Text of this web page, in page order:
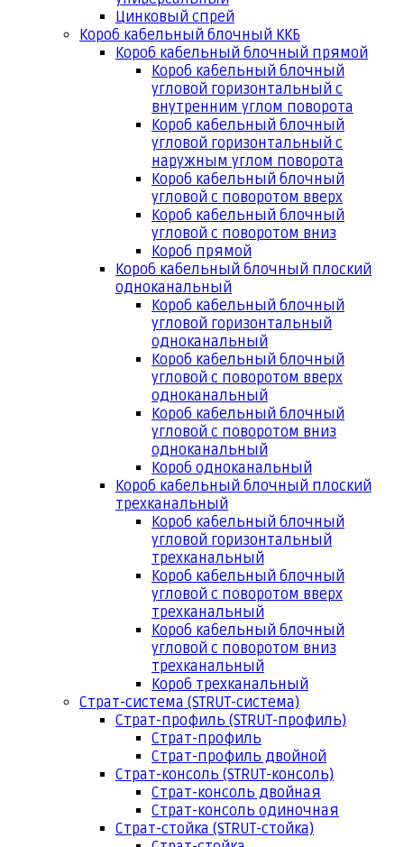
Цинковый спрей
Короб кабельный блочный ККБ
Короб кабельный блочный прямой
Короб кабельный блочный
угловой горизонтальный с
внутренним углом поворота
Короб кабельный блочный
угловой горизонтальный с
наружным углом поворота
Короб кабельный блочный
угловой с поворотом вверх
Короб кабельный блочный
угловой с поворотом вниз
Короб прямой
Короб кабельный блочный плоский
одноканальный
Короб кабельный блочный
угловой горизонтальный
одноканальный
Короб кабельный блочный
угловой с поворотом вверх
одноканальный
Короб кабельный блочный
угловой с поворотом вниз
одноканальный
Короб одноканальный
Короб кабельный блочный плоский
трехканальный
Короб кабельный блочный
угловой горизонтальный
трехканальный
Короб кабельный блочный
угловой с поворотом вверх
трехканальный
Короб кабельный блочный
угловой с поворотом вниз
трехканальный
Короб трехканальный
Страт-система (STRUT-система)
Страт-профиль (STRUT-профиль)
Страт-профиль
Страт-профиль двойной
Страт-консоль (STRUT-консоль)
Страт-консоль двойная
Страт-консоль одиночная
Страт-стойка (STRUT-стойка)